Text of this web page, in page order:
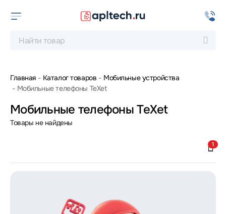
Главная Каталог товаров
Мобильные устройства
Мобильные телефоны TeXet
Мобильные телефоны TeXet
Товары не найдены
1